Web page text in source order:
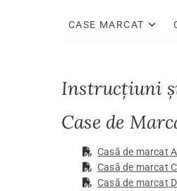
CASE MARCAT
Instrucțiuni
Case de
Casă de marcat
Casă de marcat
Casă de marcat